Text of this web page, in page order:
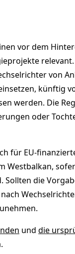
vor dem
relevant.
von
künftig
werden. Die
oder
für EU-
Westbalkan,
die
und die